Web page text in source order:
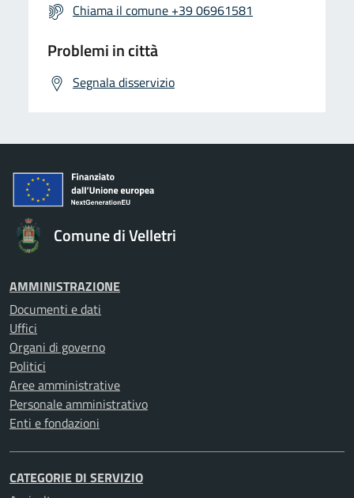
Chiama il comune +39 06961581
Problemi in città
Segnala disservizio
Comune di Velletri
AMMINISTRAZIONE
Documenti e dati
Uffici
Organi di governo
Politici
Aree amministrative
Personale amministrativo
Enti e fondazioni
CATEGORIE DI SERVIZIO